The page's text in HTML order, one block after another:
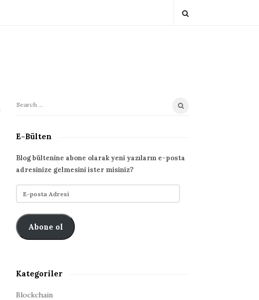
S
t
S
i
d
e
b
a
S
a
c
h
r
E-Bülten
Blog bültenine abone olarak yeni yazıların e-posta
adresinize gelmesini ister misiniz?
E
-
o
s
A
r
Abone ol
Kategoriler
Blockchain